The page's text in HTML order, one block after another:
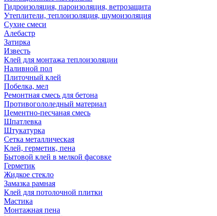
Гидроизоляция, пароизоляция, ветрозащита
Утеплители, теплоизоляция, шумоизоляция
Сухие смеси
Алебастр
Затирка
Известь
Клей для монтажа теплоизоляции
Наливной пол
Плиточный клей
Побелка, мел
Ремонтная смесь для бетона
Противогололедный материал
Цементно-песчаная смесь
Шпатлевка
Штукатурка
Сетка металлическая
Клей, герметик, пена
Бытовой клей в мелкой фасовке
Герметик
Жидкое стекло
Замазка рамная
Клей для потолочной плитки
Мастика
Монтажная пена